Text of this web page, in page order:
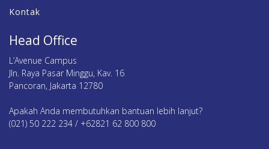
Kontak
Head Office
L’Avenue Campus
Jln. Raya Pasar Minggu, Kav. 16
Pancoran, Jakarta 12780
Apakah Anda membutuhkan bantuan lebih lanjut?
(021) 50 222 234 / +62821 62 800 800